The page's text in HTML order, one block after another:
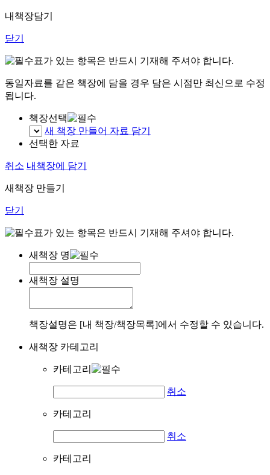
내책장담기
닫기
표가 있는 항목은 반드시 기재해 주셔야 합니다.
동일자료를 같은 책장에 담을 경우 담은 시점만 최신으로 수정
됩니다.
책장선택
새 책장 만들어 자료 담기
선택한 자료
취소 내책장에 담기
새책장 만들기
닫기
표가 있는 항목은 반드시 기재해 주셔야 합니다.
새책장 명
새책장 설명
책장설명은 [내 책장/책장목록]에서 수정할 수 있습니다.
새책장 카테고리
카테고리
취소
카테고리
취소
카테고리